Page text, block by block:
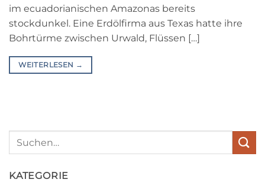
im ecuadorianischen Amazonas bereits
stockdunkel. Eine Erdölfirma aus Texas hatte ihre
Bohrtürme zwischen Urwald, Flüssen […]
WEITERLESEN →
KATEGORIE